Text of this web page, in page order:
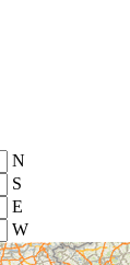
N
S
E
W